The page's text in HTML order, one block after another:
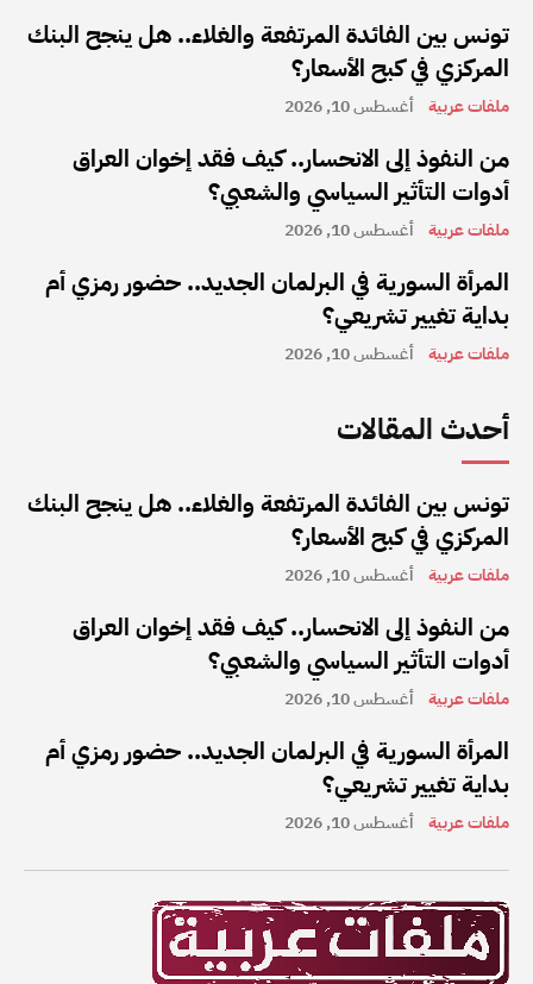
تونس بين الفائدة المرتفعة والغلاء.. هل ينجح البنك
المركزي في كبح الأسعار؟
ملفات عربية أغسطس 10, 2026
من النفوذ إلى الانحسار.. كيف فقد إخوان العراق
أدوات التأثير السياسي والشعبي؟
ملفات عربية أغسطس 10, 2026
المرأة السورية في البرلمان الجديد.. حضور رمزي أم
بداية تغيير تشريعي؟
ملفات عربية أغسطس 10, 2026
أحدث المقالات
تونس بين الفائدة المرتفعة والغلاء.. هل ينجح البنك
المركزي في كبح الأسعار؟
ملفات عربية أغسطس 10, 2026
من النفوذ إلى الانحسار.. كيف فقد إخوان العراق
أدوات التأثير السياسي والشعبي؟
ملفات عربية أغسطس 10, 2026
المرأة السورية في البرلمان الجديد.. حضور رمزي أم
بداية تغيير تشريعي؟
ملفات عربية أغسطس 10, 2026